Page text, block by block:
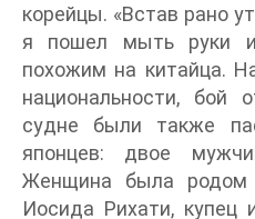
корейцы. «Встав рано
я пошел мыть руки
похожим на китайца.
национальности, бой
судне были также
японцев: двое
Женщина была родом
Иосида Рихати, купец